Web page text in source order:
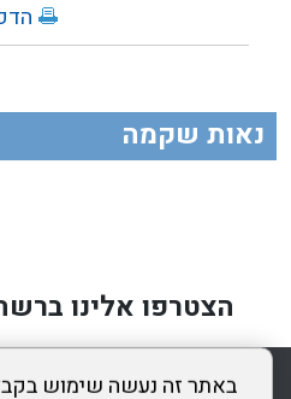
באתר זה נעשה שימוש
נאות שקמה
הצטרפו אלינו
rss מדיניות פרטיות מפת אתר